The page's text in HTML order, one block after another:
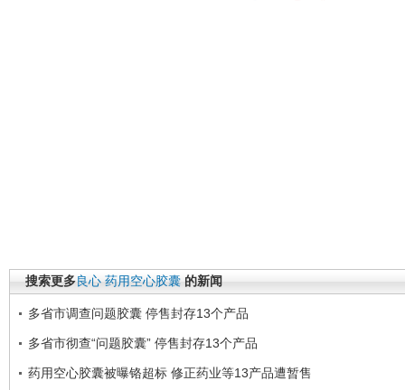
搜索更多良心 药用空心胶囊 的新闻
多省市调查问题胶囊 停售封存13个产品
多省市彻查“问题胶囊” 停售封存13个产品
药用空心胶囊被曝铬超标 修正药业等13产品遭暂售